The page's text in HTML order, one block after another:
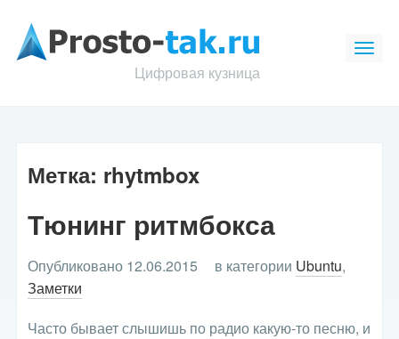
Цифровая кузница
Метка: rhytmbox
Тюнинг ритмбокса
Опубликовано 12.06.2015 в категории Ubuntu,
Заметки
Часто бывает слышишь по радио какую-то песню, и